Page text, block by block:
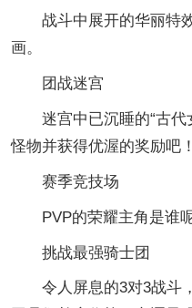
战斗中展开的华丽特效
画。
团战迷宫
迷宫中已沉睡的“古代
怪物并获得优渥的奖励吧！
赛季竞技场
PVP的荣耀主角是谁呢
挑战最强骑士团
令人屏息的3对3战斗，